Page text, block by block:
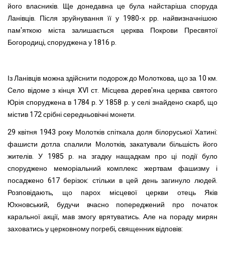
його власників. Ще донедавна це була найстаріша споруда
Ланівців. Після зруйнування її у 1980-х рр. найвизначнішою
пам'яткою міста залишається церква Покрови Пресвятої
Богородиці, споруджена у 1816 р.
Із Ланівців можна здійснити подорож до Молоткова, що за 10 км.
Село відоме з кінця XVI ст. Місцева дерев'яна церква святого
Юрія споруджена в 1784 р. У 1858 р. у селі знайдено скарб, що
містив 172 срібні середньовічні монети.
29 квітня 1943 року Молотків спіткала доля білоруської Хатині:
фашисти дотла спалили Молотків, закатували більшість його
жителів. У 1985 р. на згадку нащадкам про ці події було
споруджено меморіальний комплекс жертвам фашизму і
посаджено 617 берізок: стільки в цей день загинуло людей.
Розповідають, що парох місцевої церкви отець Яків
Юхновський, будучи вчасно попереджений про початок
каральної акції, мав змогу врятуватись. Але на пораду мирян
заховатись у церковному погребі, священник відповів: